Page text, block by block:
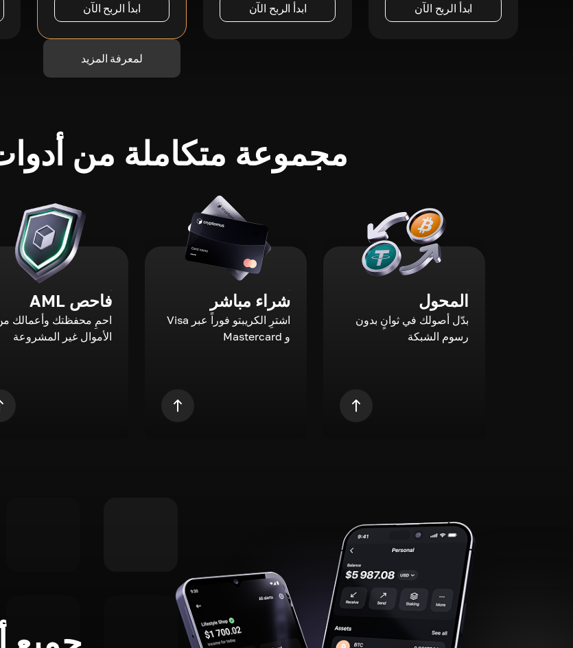
ابدأ الربح الآن ابدأ الربح الآن ابدأ الربح الآن
لمعرفة المزيد
مجموعة متكاملة من أدوات
المحول
بدّل أصولك في ثوانٍ بدون
رسوم الشبكة
شراء مباشر
اشترِ الكريبتو فوراً عبر Visa
و Mastercard
فاحص AML
احمِ محفظتك وأعمالك
الأموال غير المشروعة